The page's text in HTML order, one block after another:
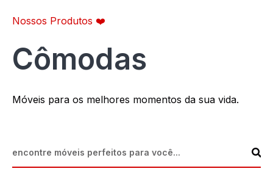
Nossos Produtos ❤️
Cômodas
Móveis para os melhores momentos da sua vida.